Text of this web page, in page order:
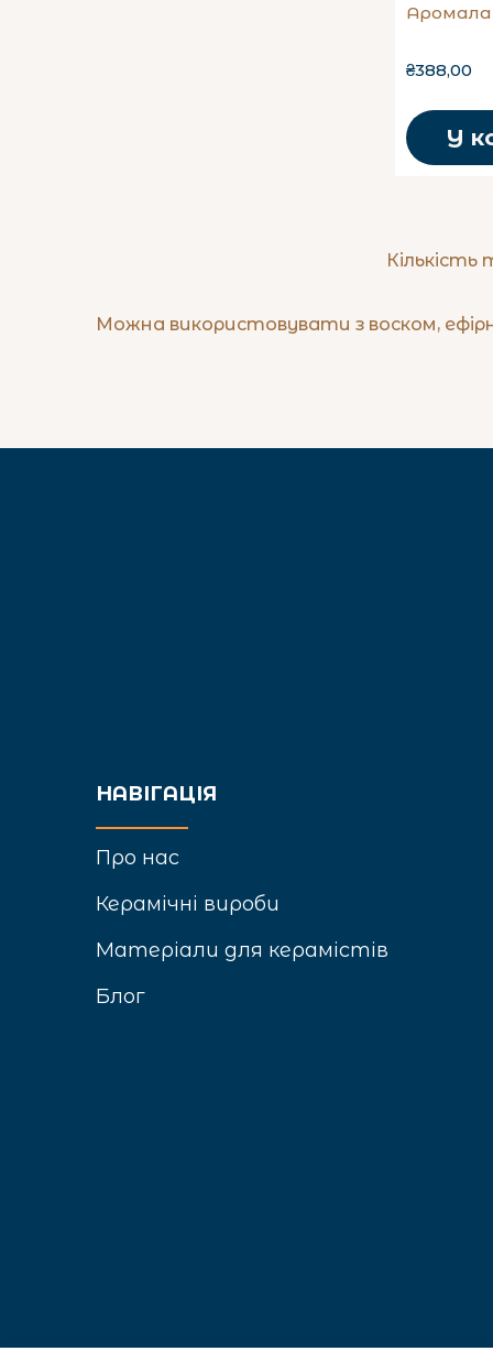
₴388,00
У
Кількість
Можна використовувати з воском,
НАВІГАЦІЯ
Про нас
Керамічні вироби
Матеріали для керамістів
Блог